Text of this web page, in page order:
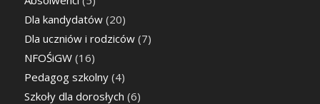
Dla kandydatów(20)
Dla uczniów i rodziców(7)
NFOŚiGW(16)
Pedagog szkolny(4)
Szkoły dla dorosłych (6)